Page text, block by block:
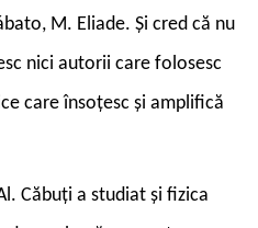
M. Eliade. Și cred că nu
nici autorii care folosesc
care însoțesc și amplifică
Căbuți a studiat și fizica